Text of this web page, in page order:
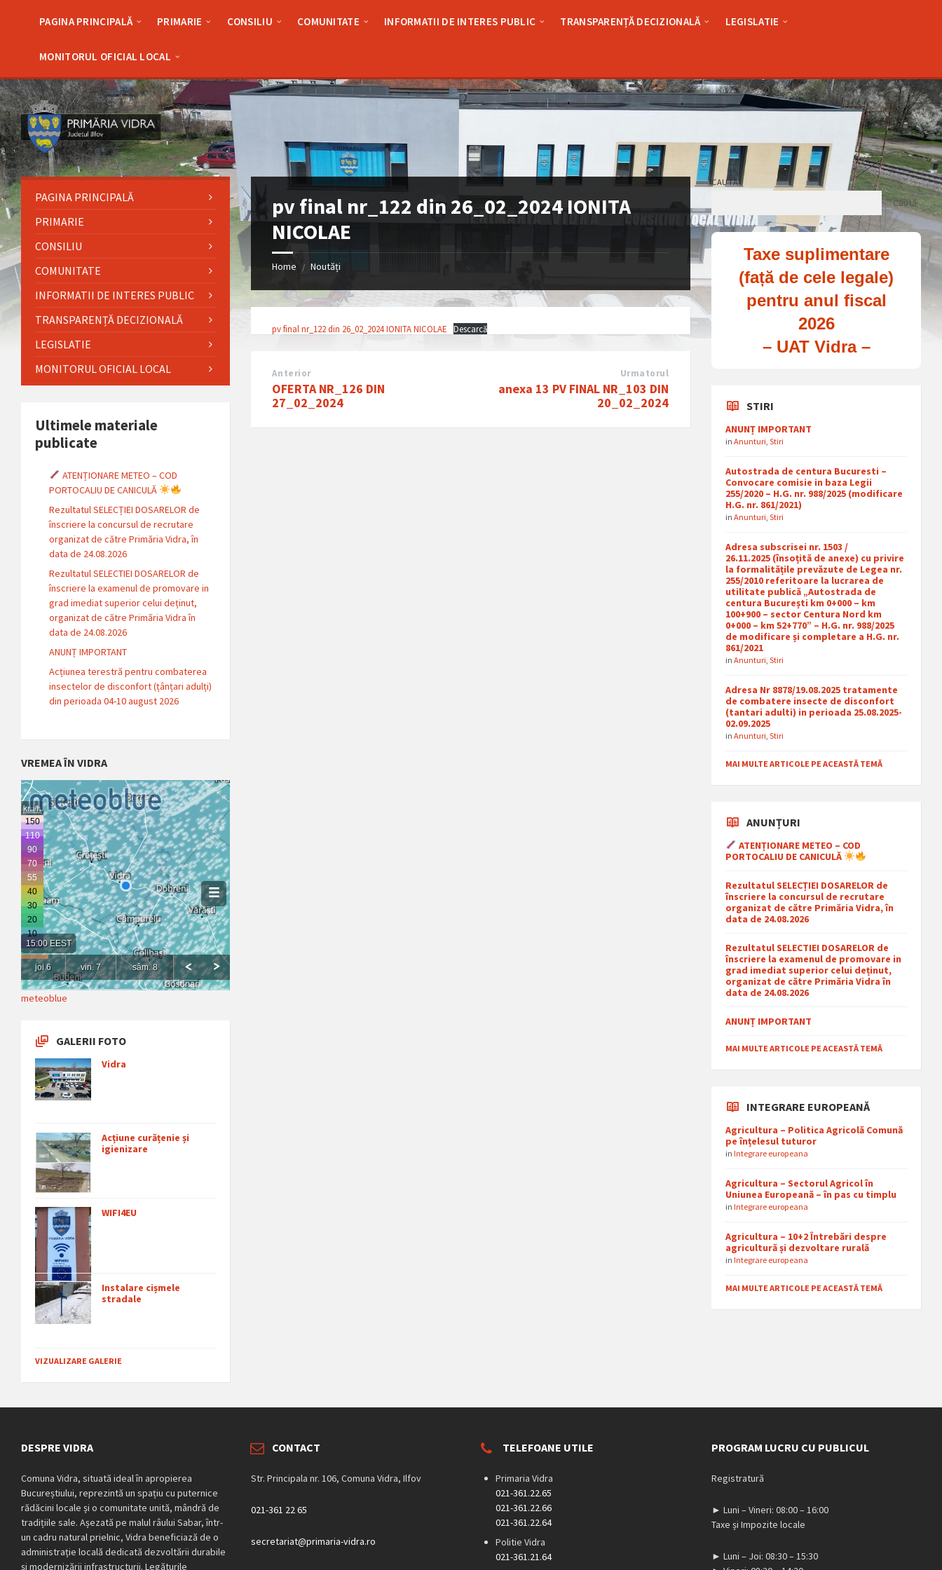
PAGINA PRINCIPALĂ PRIMARIE CONSILIU COMUNITATE INFORMATII DE INTERES PUBLIC TRANSPARENȚĂ DECIZIONALĂ LEGISLATIE
MONITORUL OFICIAL LOCAL
pv final nr_122 din 26_02_2024 IONITA
NICOLAE
Home / Noutăți
pv final nr_122 din 26_02_2024 IONITA NICOLAE Descarcă
Anterior
OFERTA NR_126 DIN
27_02_2024
Urmatorul
anexa 13 PV FINAL NR_103 DIN
20_02_2024
PAGINA PRINCIPALĂ
PRIMARIE
CONSILIU
COMUNITATE
INFORMATII DE INTERES PUBLIC
TRANSPARENȚĂ DECIZIONALĂ
LEGISLATIE
MONITORUL OFICIAL LOCAL
Ultimele materiale
publicate
ATENȚIONARE METEO – COD
PORTOCALIU DE CANICULĂ
Rezultatul SELECȚIEI DOSARELOR de
înscriere la concursul de recrutare
organizat de către Primăria Vidra, în
data de 24.08.2026
Rezultatul SELECTIEI DOSARELOR de
înscriere la examenul de promovare in
grad imediat superior celui deținut,
organizat de către Primăria Vidra în
data de 24.08.2026
ANUNȚ IMPORTANT
Acțiunea terestră pentru combaterea
insectelor de disconfort (țânțari adulți)
din perioada 04-10 august 2026
VREMEA ÎN VIDRA
meteoblue
GALERII FOTO
Vidra
Acțiune curățenie și
igienizare
WIFI4EU
Instalare cișmele
stradale
VIZUALIZARE GALERIE
CAUTĂ
Caută
Taxe suplimentare
(față de cele legale)
pentru anul fiscal
2026
– UAT Vidra –
STIRI
ANUNȚ IMPORTANT
inAnunturi ,Stiri
Autostrada de centura Bucuresti –
Convocare comisie in baza Legii
255/2020 – H.G. nr. 988/2025 (modificare
H.G. nr. 861/2021)
inAnunturi ,Stiri
Adresa subscrisei nr. 1503 /
26.11.2025 (însoțită de anexe) cu privire
la formalitățile prevăzute de Legea nr.
255/2010 referitoare la lucrarea de
utilitate publică „Autostrada de
centura București km 0+000 – km
100+900 – sector Centura Nord km
0+000 – km 52+770” – H.G. nr. 988/2025
de modificare și completare a H.G. nr.
861/2021
inAnunturi ,Stiri
Adresa Nr 8878/19.08.2025 tratamente
de combatere insecte de disconfort
(tantari adulti) in perioada 25.08.2025-
02.09.2025
inAnunturi ,Stiri
MAI MULTE ARTICOLE PE ACEASTĂ TEMĂ
ANUNȚURI
ATENȚIONARE METEO – COD
PORTOCALIU DE CANICULĂ
Rezultatul SELECȚIEI DOSARELOR de
înscriere la concursul de recrutare
organizat de către Primăria Vidra, în
data de 24.08.2026
Rezultatul SELECTIEI DOSARELOR de
înscriere la examenul de promovare in
grad imediat superior celui deținut,
organizat de către Primăria Vidra în
data de 24.08.2026
ANUNȚ IMPORTANT
MAI MULTE ARTICOLE PE ACEASTĂ TEMĂ
INTEGRARE EUROPEANĂ
Agricultura – Politica Agricolă Comună
pe înțelesul tuturor
inIntegrare europeana
Agricultura – Sectorul Agricol în
Uniunea Europeană – în pas cu timplu
inIntegrare europeana
Agricultura – 10+2 Întrebări despre
agricultură și dezvoltare rurală
inIntegrare europeana
MAI MULTE ARTICOLE PE ACEASTĂ TEMĂ
DESPRE VIDRA
Comuna Vidra, situată ideal în apropierea
Bucureștiului, reprezintă un spațiu cu puternice
rădăcini locale și o comunitate unită, mândră de
tradițiile sale. Așezată pe malul râului Sabar, într-
un cadru natural prielnic, Vidra beneficiază de o
administrație locală dedicată dezvoltării durabile
și modernizării infrastructurii. Legăturile
CONTACT
Str. Principala nr. 106, Comuna Vidra, Ilfov
021-361 22 65
secretariat@primaria-vidra.ro
TELEFOANE UTILE
Primaria Vidra
021-361.22.65
021-361.22.66
021-361.22.64
Politie Vidra
021-361.21.64
PROGRAM LUCRU CU PUBLICUL
Registratură
► Luni – Vineri: 08:00 – 16:00
Taxe și Impozite locale
► Luni – Joi: 08:30 – 15:30